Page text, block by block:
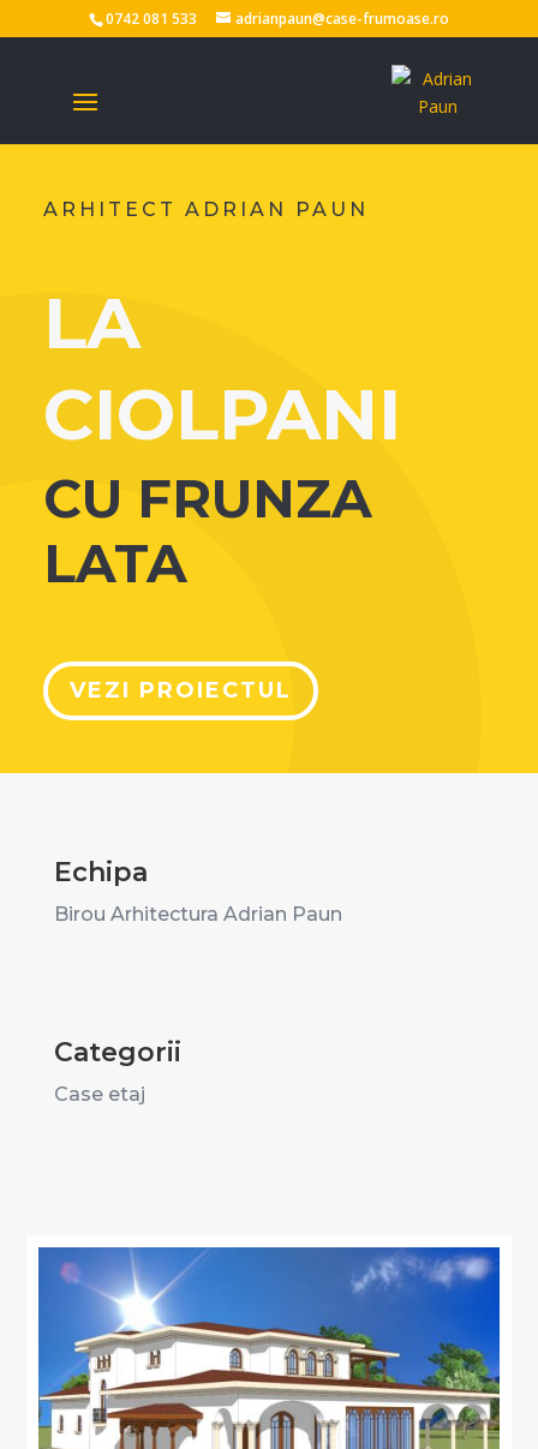
0742 081 533 adrianpaun@case-frumoase.ro
ARHITECT ADRIAN PAUN
LA
CIOLPANI
CU FRUNZA
LATA
VEZI PROIECTUL
Echipa
Birou Arhitectura Adrian Paun
Categorii
Case etaj